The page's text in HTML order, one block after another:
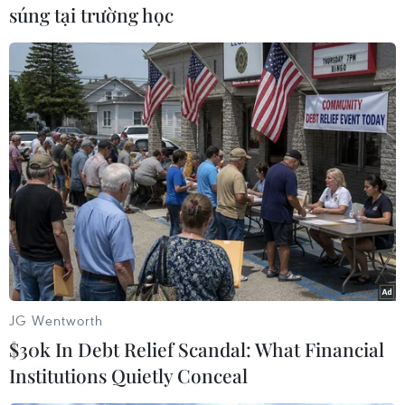
Trong khi đó, tại bảng E, Đội tuyển Hàn Quốc sẽ
nhập cuộc chơi bằng trận gặp Bahrain trên Sân
vận động Jassim Bin Hamad vào lúc 18 giờ 30.
Hàn Quốc đang là đội được đánh giá cao hơn.
Đội bóng xứ Kim Chi giành 3 chiến thắng, thua
1 và hòa 1 trước Bahrain.
Kết quả Asian Cup 2023
ngày 15/1: Đội tuyển Việt
Nam gây ấn tượng
Dù không chiến thắng song Đội
tuyển Việt Nam đã gây ấn tượng
trong trận đấu với Đội tuyển Nhật
Bản ở trận ra quân Vòng Chung
súng tại trường học
JG Wentworth
$30k In Debt Relief Scandal: What Financial
Institutions Quietly Conceal